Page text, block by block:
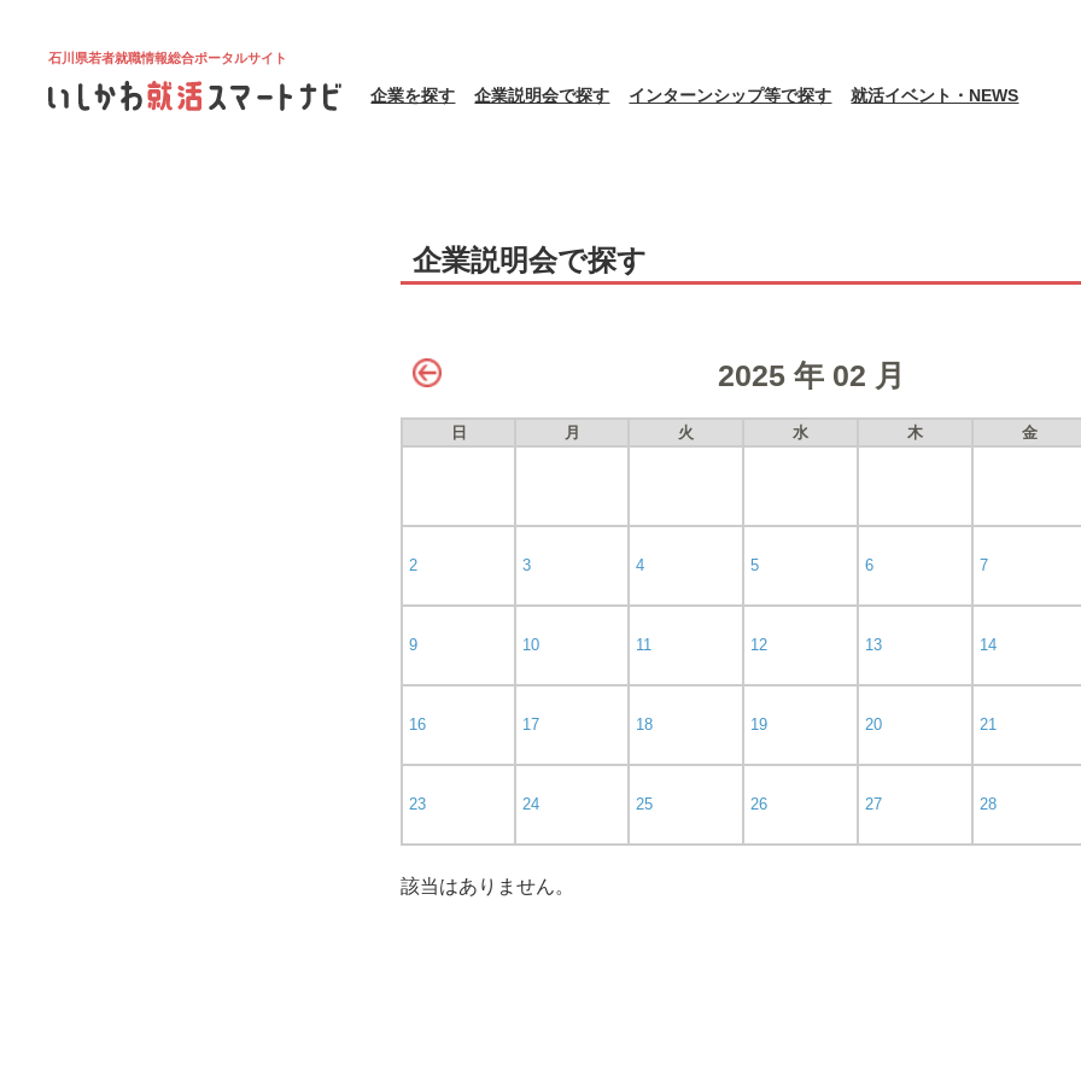
石川県若者就職情報総合ポータルサイト
企業を探す 企業説明会で探す インターンシップ等で探す 就活イベント・NEWS
企業説明会で探す
2025 年 02 月
日 月 火 水 木 金
2 3 4 5 6 7
9 10 11 12 13 14
16 17 18 19 20 21
23 24 25 26 27 28
該当はありません。